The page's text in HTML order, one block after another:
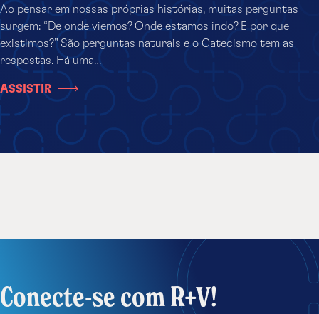
Ao pensar em nossas próprias histórias, muitas perguntas
surgem: “De onde viemos? Onde estamos indo? E por que
existimos?” São perguntas naturais e o Catecismo tem as
respostas. Há uma…
ASSISTIR
Conecte-se com R+V!